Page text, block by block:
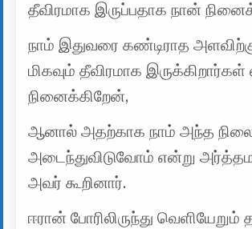
தீவிரமாக இருப்பதாக நான்
நாம் இதுவரை கண்டிராத
மிகவும் தீவிரமாக
நினைக்கிறேன்,
ஆனால் அதற்காக நாம் அந்த
அடைந்துவிடுவோம் என்று
அவர் கூறினார்.
ஈரான் போரிலிருந்து வெளியேறும்